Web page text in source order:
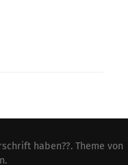
haben??. Theme von
.